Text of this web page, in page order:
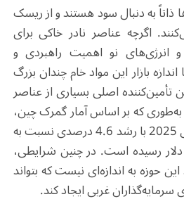
ذاتاً به دنبال سود هستند و از ریسک
اگرچه عناصر نادر خاکی برای
انرژی‌های نو اهمیت راهبردی و
بازار این مواد خام چندان بزرگ
اصلی بسیاری از عناصر
که بر اساس آمار گمرک چین،
صادرات این کشور در سال 2025 با رشد 4.6 درصدی نسبت به
511 میلیون دلار رسیده است. در چنین شرایطی،
حوزه به اندازه‌ای نیست که بتواند
سرمایه‌گذاران غربی ایجاد کند.